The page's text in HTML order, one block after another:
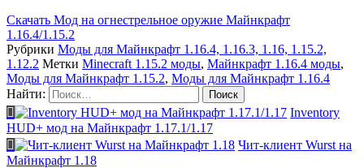
Скачать Мод на огнестрельное оружие Майнкрафт
1.16.4/1.15.2
Рубрики Моды для Майнкрафт 1.16.4, 1.16.3, 1.16, 1.15.2,
1.12.2 Метки Minecraft 1.15.2 моды, Майнкрафт 1.16.4 моды,
Моды для Майнкрафт 1.15.2, Моды для Майнкрафт 1.16.4
Найти:
Inventory
HUD+ мод на Майнкрафт 1.17.1/1.17
Чит-клиент Wurst на
Майнкрафт 1.18